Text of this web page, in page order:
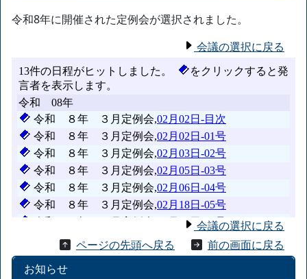
令和8年に開催された定例会が選択されました。
会議の選択に戻る
会議の選択に戻る
ページの先頭へ戻る
前の画面に戻る
お知らせ